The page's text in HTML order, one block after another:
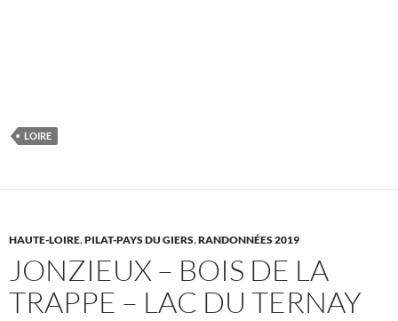
LOIRE
HAUTE-LOIRE,PILAT-PAYS DU GIERS,RANDONNÉES 2019
JONZIEUX – BOIS DE LA
TRAPPE – LAC DU TERNAY